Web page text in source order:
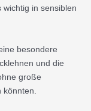
in sensiblen
besondere
und die
große